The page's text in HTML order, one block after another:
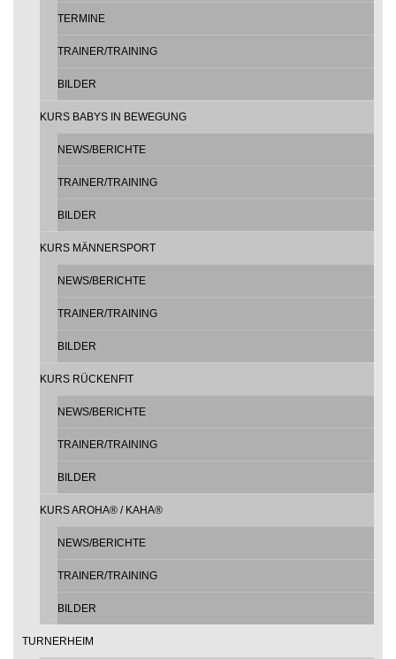
TERMINE
TRAINER/TRAINING
BILDER
KURS BABYS IN BEWEGUNG
NEWS/BERICHTE
TRAINER/TRAINING
BILDER
KURS MÄNNERSPORT
NEWS/BERICHTE
TRAINER/TRAINING
BILDER
KURS RÜCKENFIT
NEWS/BERICHTE
TRAINER/TRAINING
BILDER
KURS AROHA® / KAHA®
NEWS/BERICHTE
TRAINER/TRAINING
BILDER
TURNERHEIM